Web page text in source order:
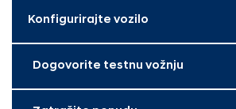
Konfigurirajte vozilo
Dogovorite testnu vožnju